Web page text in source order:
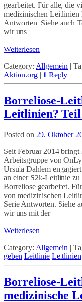
gearbeitet. Für alle, die
medizinischen Leitlinien
Antworten. Siehe auch
wir uns
Weiterlesen
Category: Allgemein |
Aktion.org | 1 Reply
Borreliose-
Leitlinien? Teil
Posted on 29. Oktober
Seit Februar 2014 bringt
Arbeitsgruppe von
Ursula Dahlem
an einer S2k-Leitlinie zu
Borreliose gearbeitet.
von medizinischen
Serie Antworten. Siehe
wir uns mit der
Weiterlesen
Category: Allgemein |
geben Leitlinie Leitlinien
Borreliose-
medizinische